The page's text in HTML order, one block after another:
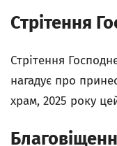
Стрітення
Стрітення
нагадує про
храм, 2025 року